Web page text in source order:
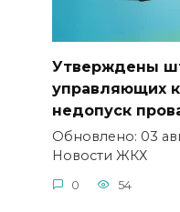
Утверждены
управляющих
недопуск
Обновлено: 03
Новости ЖКХ
0 54